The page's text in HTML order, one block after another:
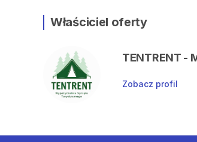
Właściciel oferty
TENTRENT -
Zobacz profil